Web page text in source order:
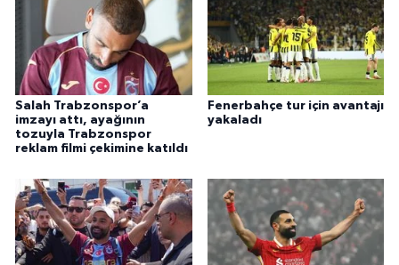
Salah Trabzonspor’a
imzayı attı, ayağının
tozuyla Trabzonspor
reklam filmi çekimine katıldı
Fenerbahçe tur için avantajı
yakaladı